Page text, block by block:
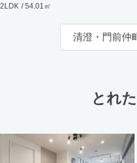
2LDK / 54.01㎡
清澄・門前仲
とれ